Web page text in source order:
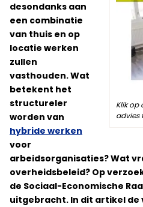
Klik op
advies
desondanks aan
een combinatie
van thuis en op
locatie werken
zullen
vasthouden. Wat
betekent het
structureler
worden van
hybride werken
voor
arbeidsorganisaties? Wat
overheidsbeleid? Op
de Sociaal-Economische
uitgebracht. In dit artikel de